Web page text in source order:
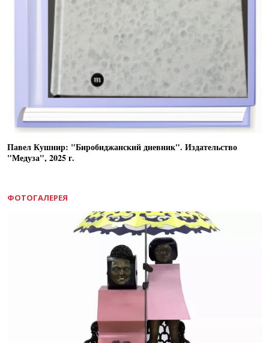
Павел Кушнир: "Биробиджанский дневник". Издательство
"Медуза", 2025 г.
ФОТОГАЛЕРЕЯ